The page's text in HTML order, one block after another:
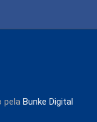
pela Bunke Digital